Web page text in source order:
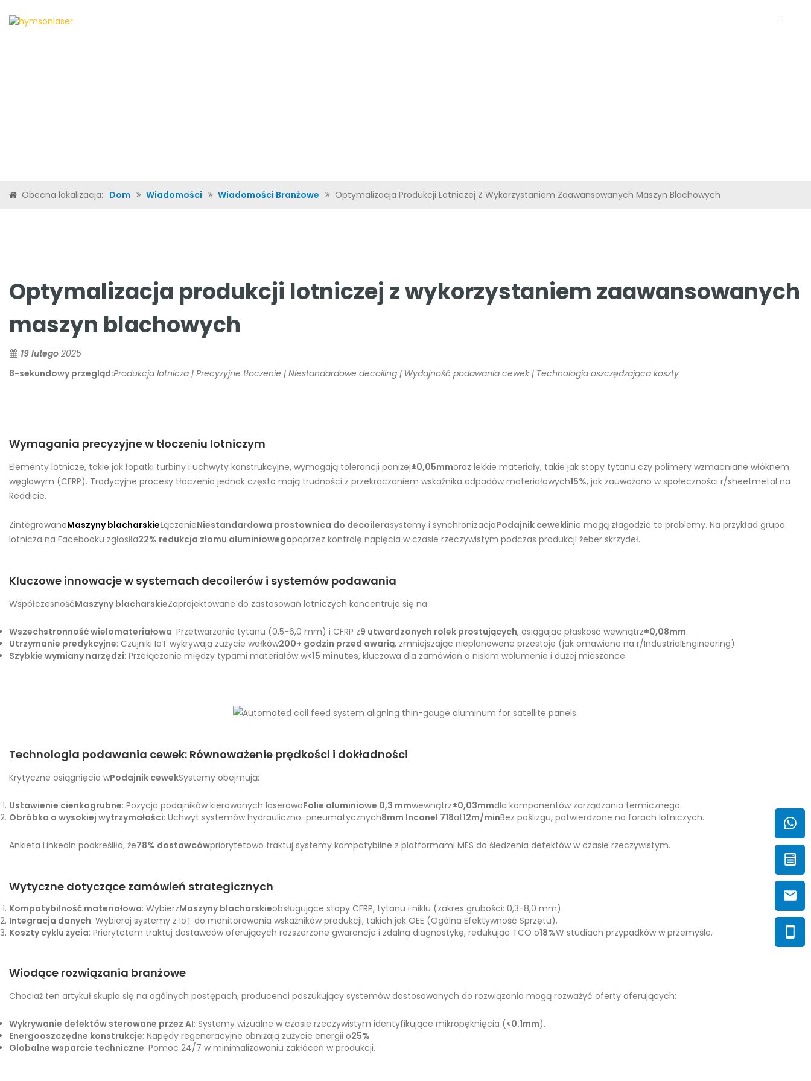
Obecna lokalizacja: Dom Wiadomości Wiadomości Branżowe Optymalizacja Produkcji Lotniczej Z Wykorzystaniem Zaawansowanych Maszyn Blachowych
Optymalizacja produkcji lotniczej z wykorzystaniem zaawansowanych
maszyn blachowych
19 lutego 2025
8-sekundowy przegląd:Produkcja lotnicza | Precyzyjne tłoczenie | Niestandardowe decoiling | Wydajność podawania cewek | Technologia oszczędzająca koszty
Wymagania precyzyjne w tłoczeniu lotniczym
Elementy lotnicze, takie jak łopatki turbiny i uchwyty konstrukcyjne, wymagają tolerancji poniżej±0,05mmoraz lekkie materiały, takie jak stopy tytanu czy polimery wzmacniane włóknem
węglowym (CFRP). Tradycyjne procesy tłoczenia jednak często mają trudności z przekraczaniem wskaźnika odpadów materiałowych15%, jak zauważono w społeczności r/sheetmetal na
Reddicie.
ZintegrowaneMaszyny blacharskieŁączenieNiestandardowa prostownica do decoilerasystemy i synchronizacjaPodajnik ceweklinie mogą złagodzić te problemy. Na przykład grupa
lotnicza na Facebooku zgłosiła22% redukcja złomu aluminiowegopoprzez kontrolę napięcia w czasie rzeczywistym podczas produkcji żeber skrzydeł.
Kluczowe innowacje w systemach decoilerów i systemów podawania
WspółczesnośćMaszyny blacharskieZaprojektowane do zastosowań lotniczych koncentruje się na:
Wszechstronność wielomateriałowa: Przetwarzanie tytanu (0,5-6,0 mm) i CFRP z9 utwardzonych rolek prostujących, osiągając płaskość wewnątrz±0,08mm.
Utrzymanie predykcyjne: Czujniki IoT wykrywają zużycie wałków200+ godzin przed awarią, zmniejszając nieplanowane przestoje (jak omawiano na r/IndustrialEngineering).
Szybkie wymiany narzędzi: Przełączanie między typami materiałów w<15 minutes, kluczowa dla zamówień o niskim wolumenie i dużej mieszance.
Technologia podawania cewek: Równoważenie prędkości i dokładności
Krytyczne osiągnięcia wPodajnik cewekSystemy obejmują:
Ustawienie cienkogrubne: Pozycja podajników kierowanych laserowoFolie aluminiowe 0,3 mmwewnątrz±0,03mmdla komponentów zarządzania termicznego.
Obróbka o wysokiej wytrzymałości: Uchwyt systemów hydrauliczno-pneumatycznych8mm Inconel 718at12m/minBez poślizgu, potwierdzone na forach lotniczych.
Ankieta LinkedIn podkreśliła, że78% dostawcówpriorytetowo traktuj systemy kompatybilne z platformami MES do śledzenia defektów w czasie rzeczywistym.
Wytyczne dotyczące zamówień strategicznych
Kompatybilność materiałowa: WybierzMaszyny blacharskieobsługujące stopy CFRP, tytanu i niklu (zakres grubości: 0,3-8,0 mm).
Integracja danych: Wybieraj systemy z IoT do monitorowania wskaźników produkcji, takich jak OEE (Ogólna Efektywność Sprzętu).
Koszty cyklu życia: Priorytetem traktuj dostawców oferujących rozszerzone gwarancje i zdalną diagnostykę, redukując TCO o18%W studiach przypadków w przemyśle.
Wiodące rozwiązania branżowe
Chociaż ten artykuł skupia się na ogólnych postępach, producenci poszukujący systemów dostosowanych do rozwiązania mogą rozważyć oferty oferujących:
Wykrywanie defektów sterowane przez AI: Systemy wizualne w czasie rzeczywistym identyfikujące mikropęknięcia (<0.1mm).
Energooszczędne konstrukcje: Napędy regeneracyjne obniżają zużycie energii o25%.
Globalne wsparcie techniczne: Pomoc 24/7 w minimalizowaniu zakłóceń w produkcji.